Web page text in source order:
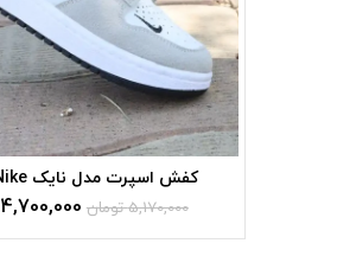
کفش اسپرت مدل نایک Nike کد J13
5,170,000 تومان 4,700,000